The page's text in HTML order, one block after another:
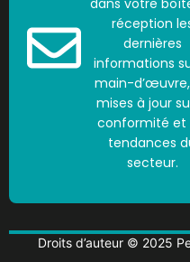
dans votre
réception
dernières
informations
main-
mises à jour
conformité et
tendances
secteur.
Droits d’auteur © 2025